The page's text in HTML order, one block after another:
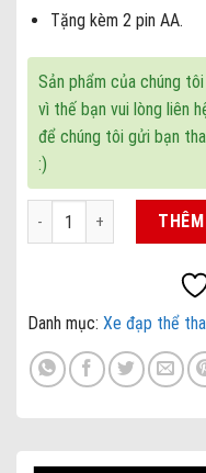
Tặng kèm 2 pin AA.
Sản phẩm của chúng
vì thế bạn vui lòng liên
để chúng tôi gửi bạn
:)
Cân sức khoẻ Ensure
Danh mục: Xe đạp thể